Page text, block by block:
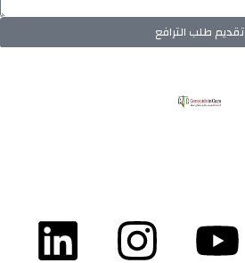
تقديم طلب الترافع